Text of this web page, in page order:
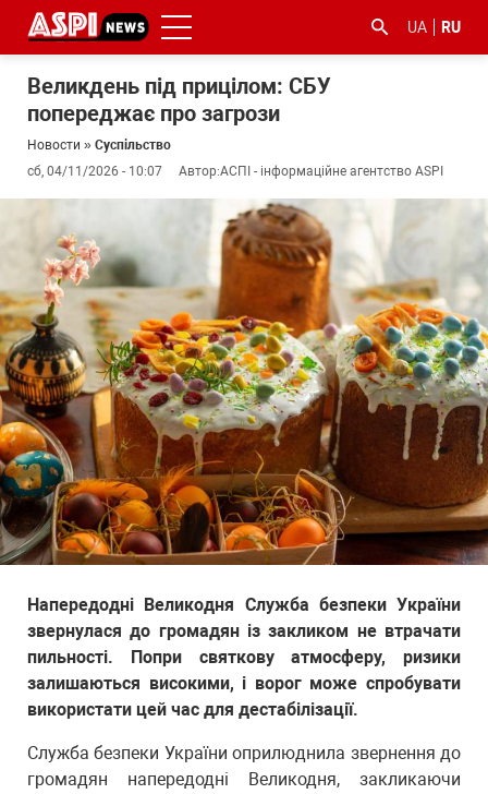
UA RU
Великдень під прицілом: СБУ
попереджає про загрози
Новости » Суспільство
сб, 04/11/2026 - 10:07
Автор:АСПІ - інформаційне агентство ASPI
Напередодні Великодня Служба безпеки України
звернулася до громадян із закликом не втрачати
пильності. Попри святкову атмосферу, ризики
залишаються високими, і ворог може спробувати
використати цей час для дестабілізації.
Служба безпеки України оприлюднила звернення до
громадян напередодні Великодня, закликаючи
#боротьба
з
корупцією
#гфс #Киев #коронавірус